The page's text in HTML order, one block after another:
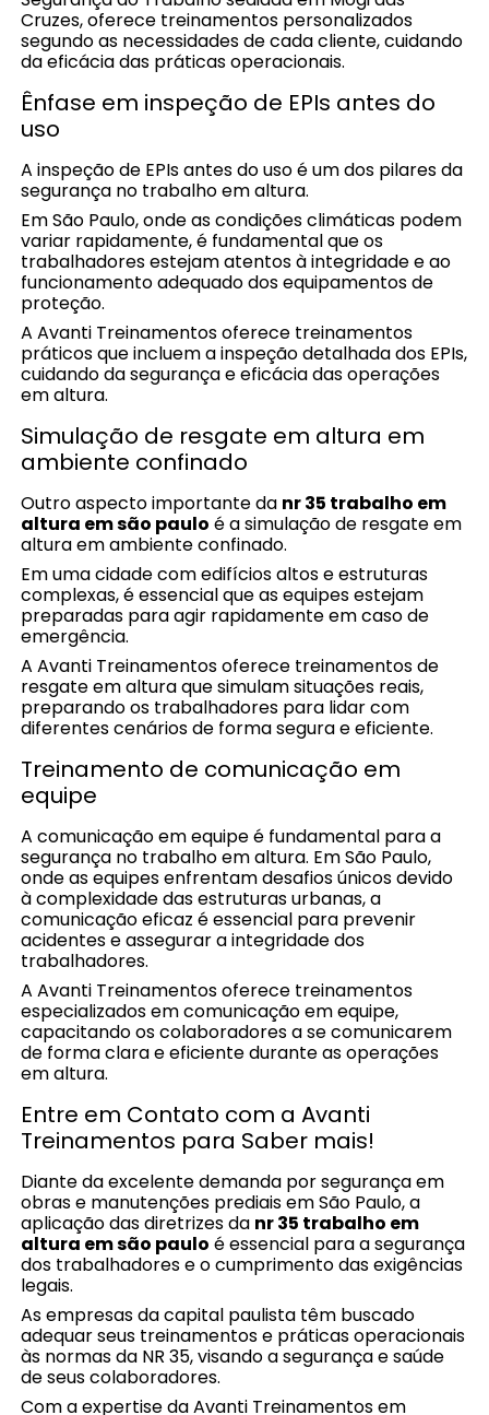
Cruzes, oferece treinamentos personalizados
segundo as necessidades de cada cliente, cuidando
da eficácia das práticas operacionais.
Ênfase em inspeção de EPIs antes do
uso
A inspeção de EPIs antes do uso é um dos pilares da
segurança no trabalho em altura.
Em São Paulo, onde as condições climáticas podem
variar rapidamente, é fundamental que os
trabalhadores estejam atentos à integridade e ao
funcionamento adequado dos equipamentos de
proteção.
A Avanti Treinamentos oferece treinamentos
práticos que incluem a inspeção detalhada dos EPIs,
cuidando da segurança e eficácia das operações
em altura.
Simulação de resgate em altura em
ambiente confinado
Outro aspecto importante da nr 35 trabalho em
altura em são paulo é a simulação de resgate em
altura em ambiente confinado.
Em uma cidade com edifícios altos e estruturas
complexas, é essencial que as equipes estejam
preparadas para agir rapidamente em caso de
emergência.
A Avanti Treinamentos oferece treinamentos de
resgate em altura que simulam situações reais,
preparando os trabalhadores para lidar com
diferentes cenários de forma segura e eficiente.
Treinamento de comunicação em
equipe
A comunicação em equipe é fundamental para a
segurança no trabalho em altura. Em São Paulo,
onde as equipes enfrentam desafios únicos devido
à complexidade das estruturas urbanas, a
comunicação eficaz é essencial para prevenir
acidentes e assegurar a integridade dos
trabalhadores.
A Avanti Treinamentos oferece treinamentos
especializados em comunicação em equipe,
capacitando os colaboradores a se comunicarem
de forma clara e eficiente durante as operações
em altura.
Entre em Contato com a Avanti
Treinamentos para Saber mais!
Diante da excelente demanda por segurança em
obras e manutenções prediais em São Paulo, a
aplicação das diretrizes da nr 35 trabalho em
altura em são paulo é essencial para a segurança
dos trabalhadores e o cumprimento das exigências
legais.
As empresas da capital paulista têm buscado
adequar seus treinamentos e práticas operacionais
às normas da NR 35, visando a segurança e saúde
de seus colaboradores.
Com a expertise da Avanti Treinamentos em